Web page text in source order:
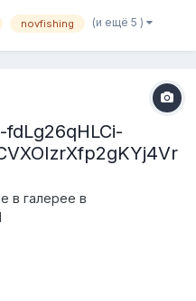
novfishing (и ещё 5 )
в галерее в